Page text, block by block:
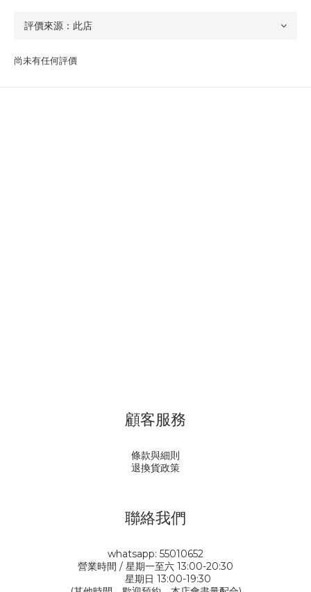
尚未有任何評價
顧客服務
條款與細則
退換貨政策
聯絡我們
whatsapp: 55010652
營業時間 / 星期一至六 13:00-20:30
星期日 13:00-19:30